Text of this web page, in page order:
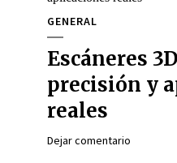
GENERAL
Escáneres
precisión y
reales
Dejar comentario